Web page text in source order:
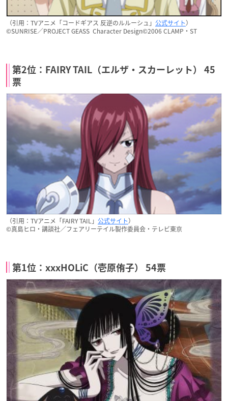
（引用：TVアニメ「コードギアス 反逆のルルーシュ」 公式サイト）
©SUNRISE／PROJECT GEASS Character Design©2006 CLAMP・ST
第2位：FAIRY TAIL（エルザ・スカーレット） 45
票
（引用：TVアニメ「FAIRY TAIL」 公式サイト）
©真島ヒロ・講談社／フェアリーテイル製作委員会・テレビ東京
第1位：xxxHOLiC（壱原侑子） 54票